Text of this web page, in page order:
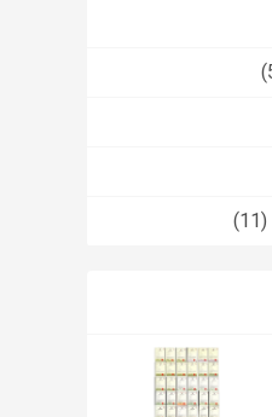
(11)